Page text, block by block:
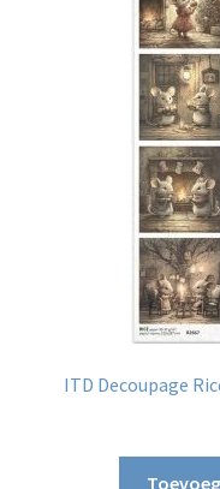
ITD Decoupage